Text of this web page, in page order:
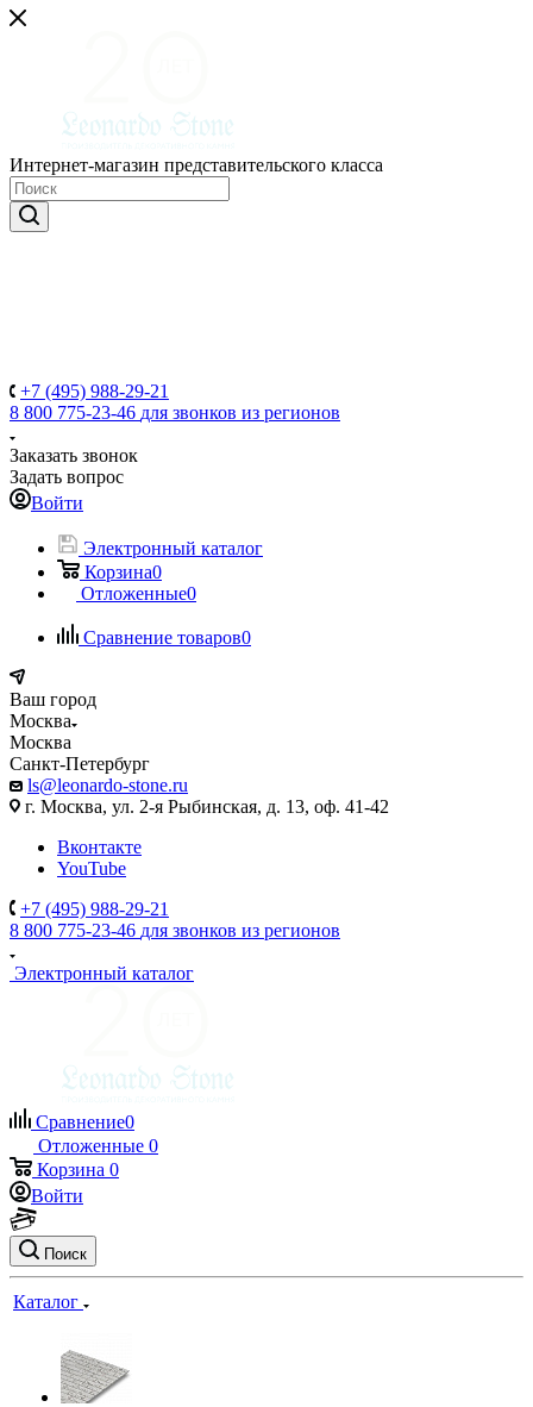
Интернет-магазин представительского класса
+7 (495) 988-29-21
8 800 775-23-46 для звонков из регионов
Заказать звонок
Задать вопрос
Войти
Электронный каталог
Корзина0
Отложенные0
Сравнение товаров0
Ваш город
Москва
Москва
Санкт-Петербург
ls@leonardo-stone.ru
г. Москва, ул. 2-я Рыбинская, д. 13, оф. 41-42
Вконтакте
YouTube
+7 (495) 988-29-21
8 800 775-23-46 для звонков из регионов
Электронный каталог
Сравнение0
Отложенные 0
Корзина 0
Войти
Поиск
Каталог